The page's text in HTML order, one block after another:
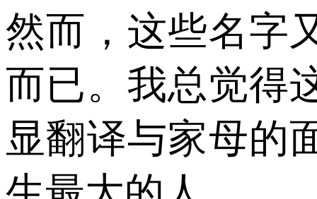
然而，这些名字
而已。我总觉得
显翻译与家母的